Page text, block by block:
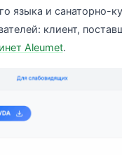
языка и санаторно-
клиент,
Aleumet.